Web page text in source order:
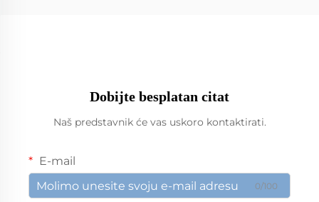
Dobijte besplatan citat
Naš predstavnik će vas uskoro kontaktirati.
E-mail
0/100